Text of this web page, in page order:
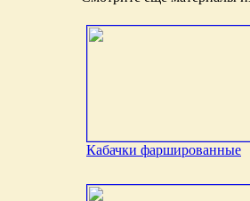
Кабачки фаршированные